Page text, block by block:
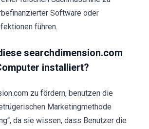
Software oder
führen.
searchdimension.com
installiert?
zu fördern, benutzen die
Marketingmethode
da sie wissen, dass Benutzer die